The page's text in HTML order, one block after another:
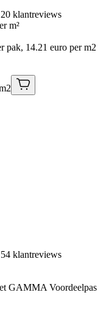
klantreviews
m²
pak, 14.21 euro per m2
klantreviews
GAMMA Voordeelpas